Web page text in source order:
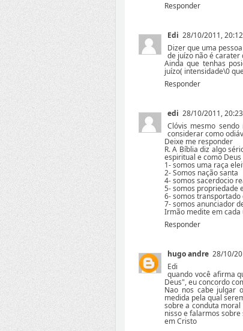
Responder
Edi 28/10/2011, 20:12
Dizer que uma
de juízo não é carater
Ainda que tenhas
juízo( intensidade\0
Responder
edi 28/10/2011, 20:23
Clóvis mesmo
considerar como
Deixe me responder
R. A Bíblia diz algo
espiritual e como Deus
1- somos uma raça
2- Somos nação santa
4- somos sacerdocio
5- somos propriedade
6- somos
7- somos anunciador
Irmão medite em cada
Responder
hugo andre 28/10/
Edi
quando você afirma
Deus", eu concordo
Nao nos cabe julgar
medida pela qual
sobre a conduta
nisso e falarmos sobre
em Cristo